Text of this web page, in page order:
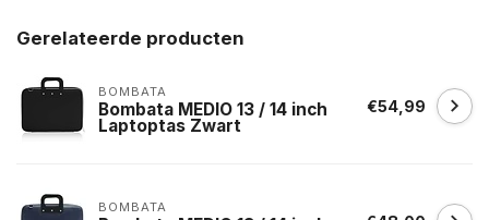
Gerelateerde producten
BOMBATA
Bombata MEDIO 13 / 14 inch
Laptoptas Zwart
€54,99
BOMBATA